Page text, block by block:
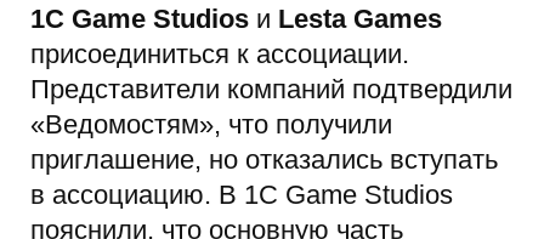
1С Game Studios и Lesta Games
присоединиться к ассоциации.
Представители компаний подтвердили
«Ведомостям», что получили
приглашение, но отказались вступать
в ассоциацию. В 1С Game Studios
пояснили, что основную часть